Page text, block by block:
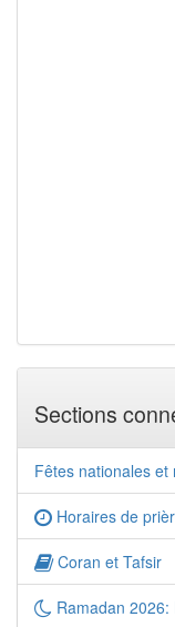
Sections
Fêtes nationales et
Horaires de
Coran et Tafsir
Ramadan